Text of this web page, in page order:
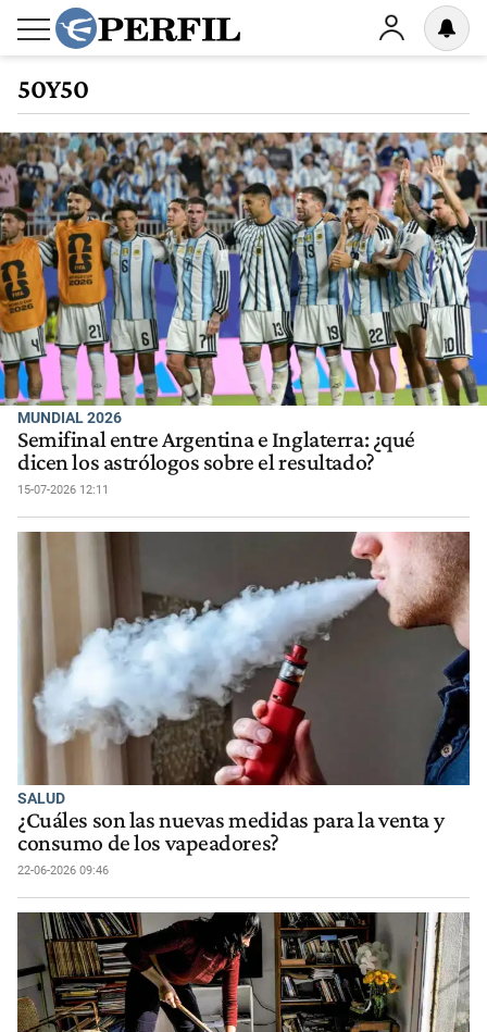
50Y50
MUNDIAL 2026
Semifinal entre Argentina e Inglaterra: ¿qué
dicen los astrólogos sobre el resultado?
15-07-2026 12:11
SALUD
¿Cuáles son las nuevas medidas para la venta y
consumo de los vapeadores?
22-06-2026 09:46